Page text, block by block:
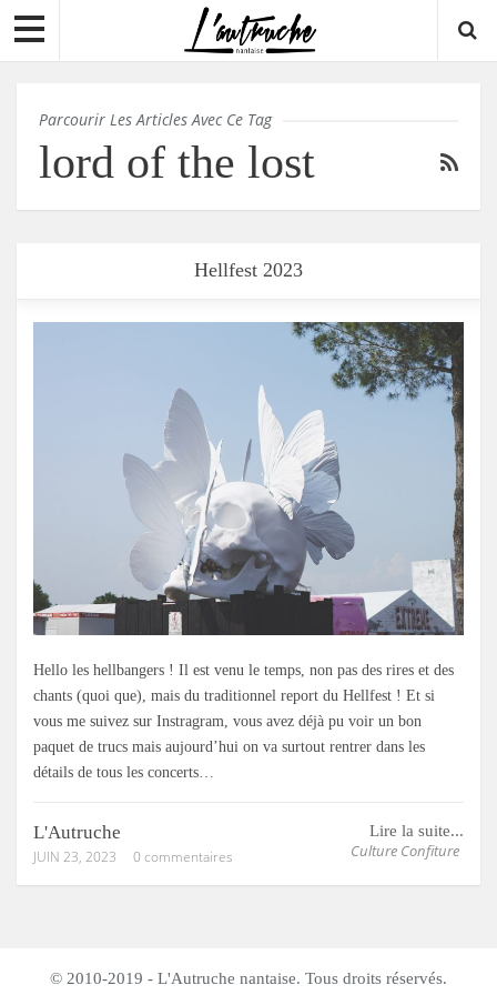
Parcourir Les Articles Avec Ce Tag
lord of the lost
Hellfest 2023
Hello les hellbangers ! Il est venu le temps, non pas des rires et des
chants (quoi que), mais du traditionnel report du Hellfest ! Et si
vous me suivez sur Instragram, vous avez déjà pu voir un bon
paquet de trucs mais aujourd’hui on va surtout rentrer dans les
détails de tous les concerts…
Lire la suite...
Culture Confiture
L'Autruche
JUIN 23, 2023 0 commentaires
© 2010-2019 - L'Autruche nantaise. Tous droits réservés.